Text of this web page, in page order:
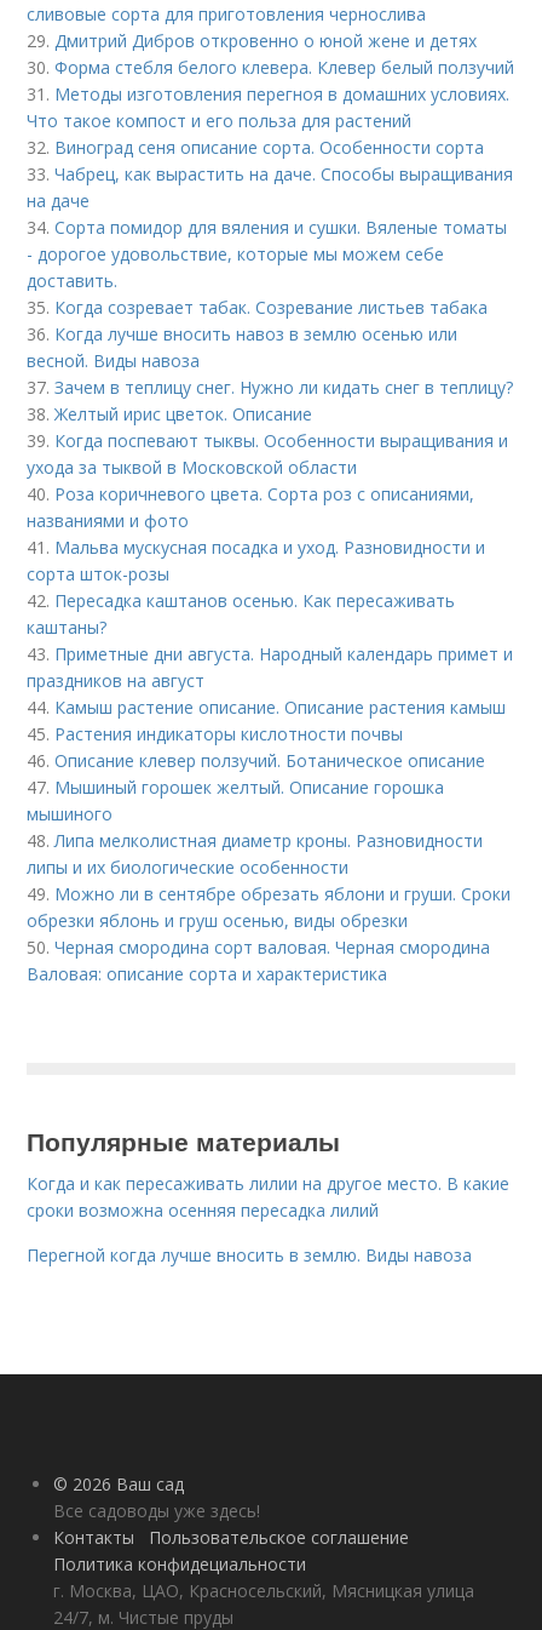
сливовые сорта для приготовления чернослива
29.Дмитрий Дибров откровенно о юной жене и детях
30.Форма стебля белого клевера. Клевер белый ползучий
31. Методы изготовления перегноя в домашних условиях.
Что такое компост и его польза для растений
32. Виноград сеня описание сорта. Особенности сорта
33.Чабрец, как вырастить на даче. Способы выращивания
на даче
34.Сорта помидор для вяления и сушки. Вяленые томаты
- дорогое удовольствие, которые мы можем себе
доставить.
35. Когда созревает табак. Созревание листьев табака
36. Когда лучше вносить навоз в землю осенью или
весной. Виды навоза
37.Зачем в теплицу снег. Нужно ли кидать снег в теплицу?
38.Желтый ирис цветок. Описание
39. Когда поспевают тыквы. Особенности выращивания и
ухода за тыквой в Московской области
40. Роза коричневого цвета. Сорта роз с описаниями,
названиями и фото
41. Мальва мускусная посадка и уход. Разновидности и
сорта шток-розы
42. Пересадка каштанов осенью. Как пересаживать
каштаны?
43. Приметные дни августа. Народный календарь примет и
праздников на август
44. Камыш растение описание. Описание растения камыш
45. Растения индикаторы кислотности почвы
46.Описание клевер ползучий. Ботаническое описание
47. Мышиный горошек желтый. Описание горошка
мышиного
48.Липа мелколистная диаметр кроны. Разновидности
липы и их биологические особенности
49. Можно ли в сентябре обрезать яблони и груши. Сроки
обрезки яблонь и груш осенью, виды обрезки
50.Черная смородина сорт валовая. Черная смородина
Валовая: описание сорта и характеристика
Популярные материалы
Когда и как пересаживать лилии на другое место. В какие
сроки возможна осенняя пересадка лилий
Перегной когда лучше вносить в землю. Виды навоза
© 2026 Ваш сад
Все садоводы уже здесь!
Контакты
Пользовательское соглашение
Политика конфидециальности
г. Москва, ЦАО, Красносельский, Мясницкая улица
24/7, м. Чистые пруды